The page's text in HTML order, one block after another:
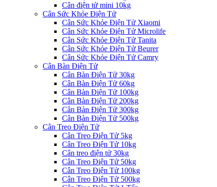
Cân điện tử mini 10kg
Cân Sức Khỏe Điện Tử
Cân Sức Khỏe Điện Tử Xiaomi
Cân Sức Khỏe Điện Tử Microlife
Cân Sức Khỏe Điện Tử Tanita
Cân Sức Khỏe Điện Tử Beurer
Cân Sức Khỏe Điện Tử Camry
Cân Bàn Điện Tử
Cân Bàn Điện Tử 30kg
Cân Bàn Điện Tử 60kg
Cân Bàn Điện Tử 100kg
Cân Bàn Điện Tử 200kg
Cân Bàn Điện Tử 300kg
Cân Bàn Điện Tử 500kg
Cân Treo Điện Tử
Cân Treo Điện Tử 5kg
Cân Treo Điện Tử 10kg
Cân treo điện tử 30kg
Cân Treo Điện Tử 50kg
Cân Treo Điện Tử 100kg
Cân Treo Điện Tử 500kg